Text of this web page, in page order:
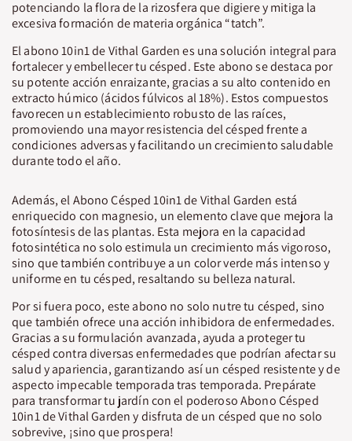
potenciando la flora de la rizosfera que digiere y mitiga la
excesiva formación de materia orgánica “tatch”.
El abono 10in1 de Vithal Garden es una solución integral para
fortalecer y embellecer tu césped. Este abono se destaca por
su potente acción enraizante, gracias a su alto contenido en
extracto húmico (ácidos fúlvicos al 18%). Estos compuestos
favorecen un establecimiento robusto de las raíces,
promoviendo una mayor resistencia del césped frente a
condiciones adversas y facilitando un crecimiento saludable
durante todo el año.
Además, el Abono Césped 10in1 de Vithal Garden está
enriquecido con magnesio, un elemento clave que mejora la
fotosíntesis de las plantas. Esta mejora en la capacidad
fotosintética no solo estimula un crecimiento más vigoroso,
sino que también contribuye a un color verde más intenso y
uniforme en tu césped, resaltando su belleza natural.
Por si fuera poco, este abono no solo nutre tu césped, sino
que también ofrece una acción inhibidora de enfermedades.
Gracias a su formulación avanzada, ayuda a proteger tu
césped contra diversas enfermedades que podrían afectar su
salud y apariencia, garantizando así un césped resistente y de
aspecto impecable temporada tras temporada. Prepárate
para transformar tu jardín con el poderoso Abono Césped
10in1 de Vithal Garden y disfruta de un césped que no solo
sobrevive, ¡sino que prospera!